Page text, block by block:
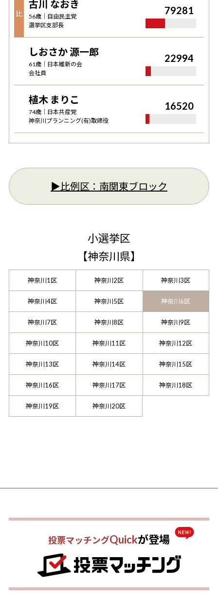
比
古川 なおき
56歳｜ 自由民主党
選挙区支部長
79281
しおさか 源一郎
61歳｜ 日本維新の会
会社員
22994
植木 まりこ
74歳｜ 日本共産党
神奈川プランニング(有)取締役
16520
▶︎比例区： 南関東ブロック
小選挙区
【神奈川県】
神奈川1区 神奈川2区 神奈川3区
神奈川4区 神奈川5区 神奈川6区
神奈川7区 神奈川8区 神奈川9区
神奈川10区 神奈川11区 神奈川12区
神奈川13区 神奈川14区 神奈川15区
神奈川16区 神奈川17区 神奈川18区
神奈川19区 神奈川20区
投票マッチングQuickが登場